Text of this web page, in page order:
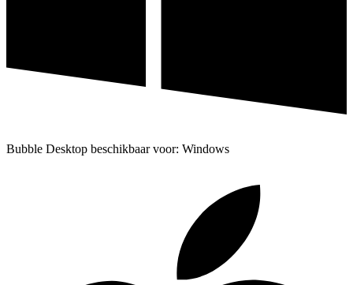
Bubble Desktop beschikbaar voor: Windows